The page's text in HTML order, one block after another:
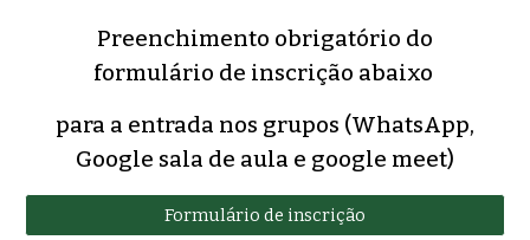
Preenchimento obrigatório do
formulário de inscrição abaixo
para a entrada nos grupos (WhatsApp,
Google sala de aula e google meet)
Formulário de inscrição